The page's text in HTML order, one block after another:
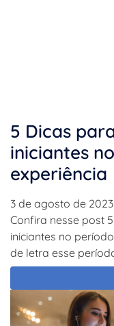
5 Dicas
iniciantes
experiência
3 de agosto de 2023
Confira nesse post
iniciantes no
de letra esse